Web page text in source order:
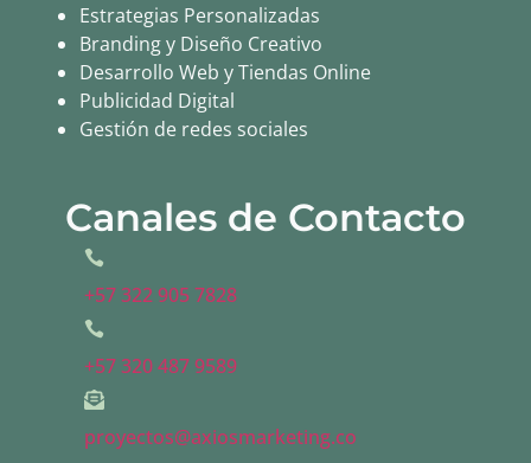
Estrategias Personalizadas
Branding y Diseño Creativo
Desarrollo Web y Tiendas Online
Publicidad Digital
Gestión de redes sociales
Canales de Contacto
+57 322 905 7828
+57 320 487 9589
proyectos@axiosmarketing.co